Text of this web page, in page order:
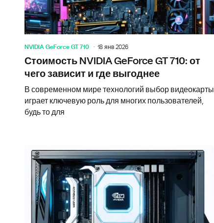
NVIDIA GeForce GT 710 18 янв 2026
Стоимость NVIDIA GeForce GT 710: от
чего зависит и где выгоднее
В современном мире технологий выбор видеокарты
играет ключевую роль для многих пользователей,
будь то для